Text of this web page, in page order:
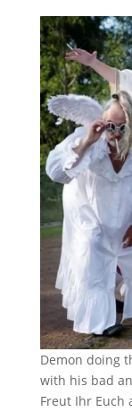
Demon doing
with his bad
Freut Ihr Euch